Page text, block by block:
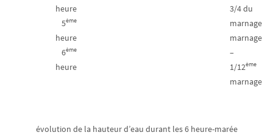
heure
5ème
heure
6ème
heure
3/4 du
marnage
marnage
–
1/12ème
marnage
évolution de la hauteur d’eau durant les 6 heure-marée